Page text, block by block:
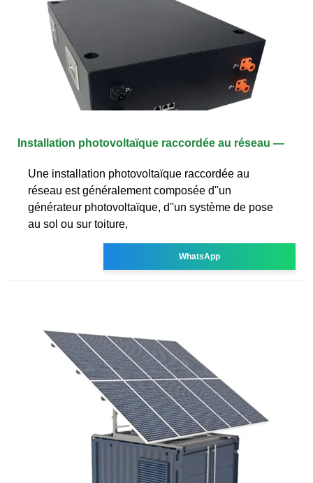
Installation photovoltaïque raccordée au réseau —
Une installation photovoltaïque raccordée au
réseau est généralement composée d''un
générateur photovoltaïque, d''un système de pose
au sol ou sur toiture,
WhatsApp